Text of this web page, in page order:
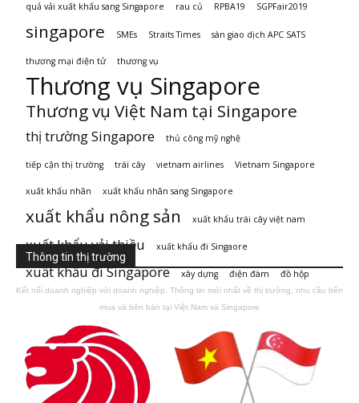
quả vải xuất khẩu sang Singapore rau củ RPBA19 SGPFair2019
singapore SMEs Straits Times sàn giao dịch APC SATS
thương mại điện tử thương vụ
Thương vụ Singapore
Thương vụ Việt Nam tại Singapore
thị trường Singapore thủ công mỹ nghệ
tiếp cận thị trường trái cây vietnam airlines Vietnam Singapore
xuất khẩu nhãn xuất khẩu nhãn sang Singapore
xuất khẩu nông sản xuất khẩu trái cây việt nam
xuất khẩu vải thiều xuất khẩu đi Singaore
xuất khẩu đi Singapore xây dựng điện đàm đồ hộp
Thông tin thị trường
Kết nối doanh nghiệp với doanh nghiệp. Thông tin mới nhất về thị trường, nhu cầu bên
mua và bên bán tại Việt Nam và Singapore